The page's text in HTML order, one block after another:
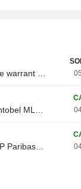
warrant CALL
ML19V
Paribas 788XB